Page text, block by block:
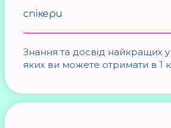
спікери
Знання та досвід найкращих у
яких ви можете отримати в 1